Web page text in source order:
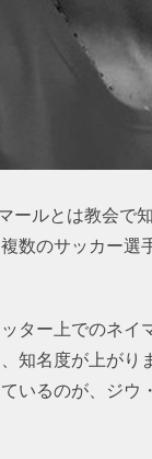
ールとは教会で
数のサッカー選
ター上でのネイ
知名度が上がり
いるのが、ジウ